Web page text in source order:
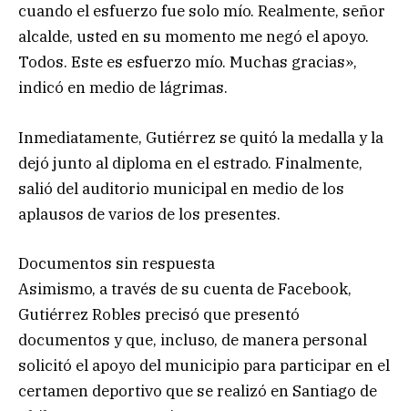
cuando el esfuerzo fue solo mío. Realmente, señor
alcalde, usted en su momento me negó el apoyo.
Todos. Este es esfuerzo mío. Muchas gracias»,
indicó en medio de lágrimas.
Inmediatamente, Gutiérrez se quitó la medalla y la
dejó junto al diploma en el estrado. Finalmente,
salió del auditorio municipal en medio de los
aplausos de varios de los presentes.
Documentos sin respuesta
Asimismo, a través de su cuenta de Facebook,
Gutiérrez Robles precisó que presentó
documentos y que, incluso, de manera personal
solicitó el apoyo del municipio para participar en el
certamen deportivo que se realizó en Santiago de